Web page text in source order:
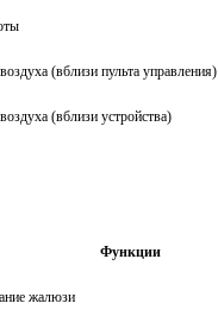
(вблизи пульта управления)
(вблизи устройства)
Функции
жалюзи